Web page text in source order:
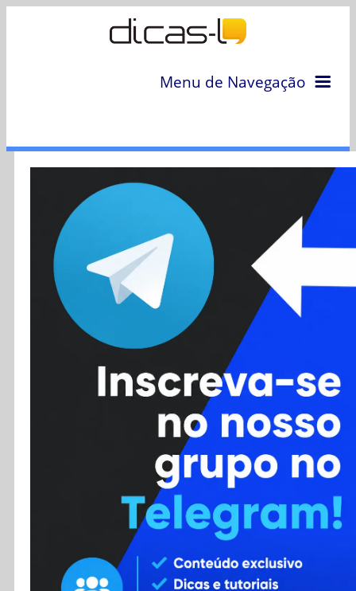
Menu de Navegação
Colunas
Colaboradores
Cursos
Enviar Dica